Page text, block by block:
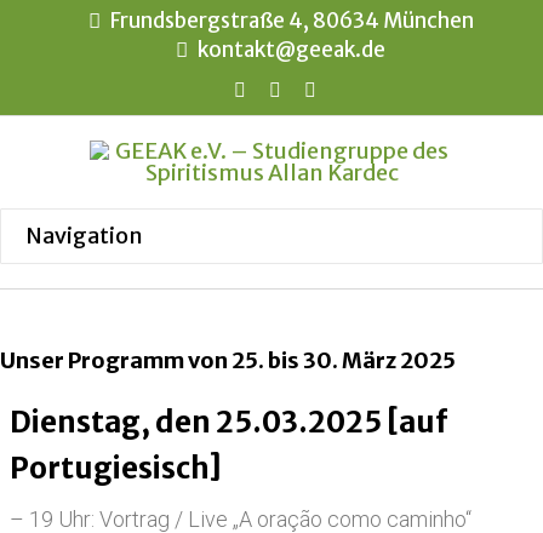
Frundsbergstraße 4, 80634 München
kontakt@geeak.de
Unser Programm von 25. bis 30. März 2025
Dienstag, den 25.03.2025 [auf
Portugiesisch]
– 19 Uhr: Vortrag / Live „A oração como caminho“